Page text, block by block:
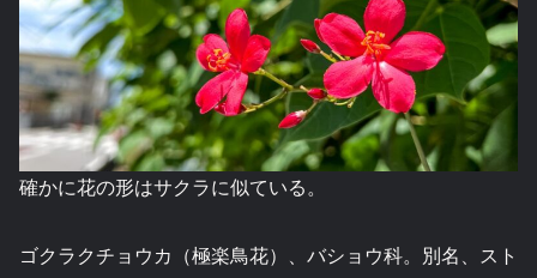
確かに花の形はサクラに似ている。
ゴクラクチョウカ（極楽鳥花）、バショウ科。別名、スト